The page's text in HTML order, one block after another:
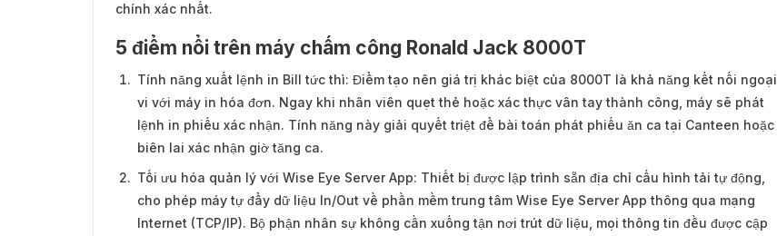
chính xác nhất.
5 điểm nổi trên máy chấm công Ronald Jack 8000T
Tính năng xuất lệnh in Bill tức thì: Điểm tạo nên giá trị khác biệt của 8000T là khả năng kết nối ngoại
vi với máy in hóa đơn. Ngay khi nhân viên quẹt thẻ hoặc xác thực vân tay thành công, máy sẽ phát
lệnh in phiếu xác nhận. Tính năng này giải quyết triệt để bài toán phát phiếu ăn ca tại Canteen hoặc
biên lai xác nhận giờ tăng ca.
Tối ưu hóa quản lý với Wise Eye Server App: Thiết bị được lập trình sẵn địa chỉ cấu hình tải tự động,
cho phép máy tự đẩy dữ liệu In/Out về phần mềm trung tâm Wise Eye Server App thông qua mạng
Internet (TCP/IP). Bộ phận nhân sự không cần xuống tận nơi trút dữ liệu, mọi thông tin đều được cập